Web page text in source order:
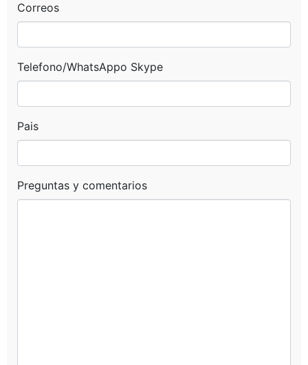
Correos
Telefono/WhatsAppo Skype
Pais
Preguntas y comentarios